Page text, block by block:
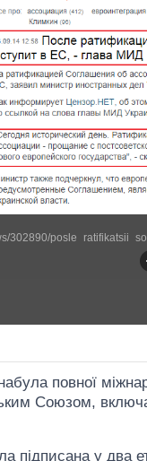
повної
Союзом,
підписана у два